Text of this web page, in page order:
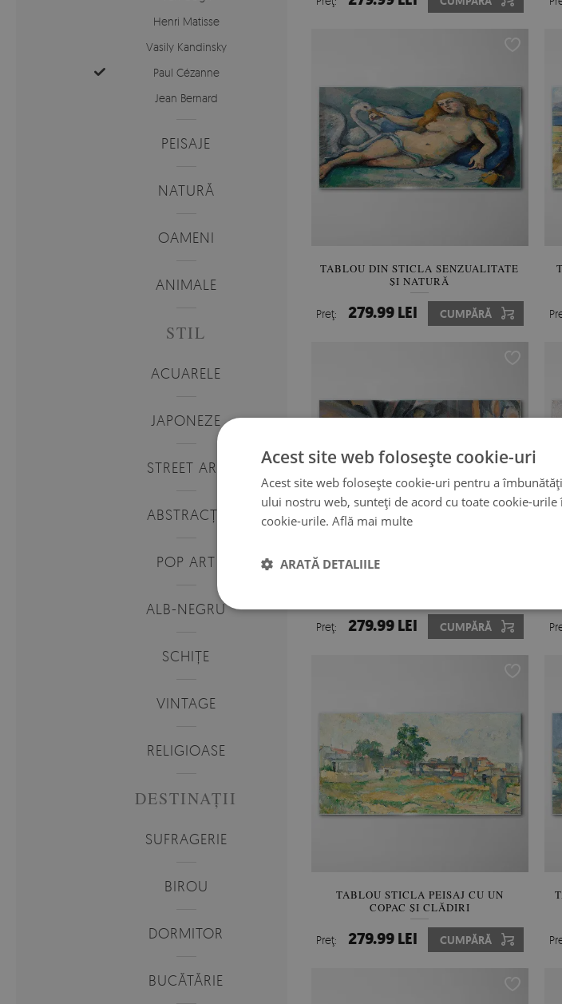
Henri Matisse
Vasily Kandinsky
Paul Cézanne
Jean Bernard
PEISAJE
NATURĂ
OAMENI
ANIMALE
STIL
ACUARELE
JAPONEZE
STREET ART
ABSTRACȚII
POP ART
ALB-NEGRU
SCHIȚE
VINTAGE
RELIGIOASE
DESTINAȚII
SUFRAGERIE
BIROU
DORMITOR
BUCĂTĂRIE
TABLOU DIN STICLA SENZUALITATE
ȘI NATURĂ
Preţ: 279.99 LEI CUMPĂRĂ
Preţ: 279.99 LEI CUMPĂRĂ
TABLOU STICLA PEISAJ CU UN
COPAC ȘI CLĂDIRI
Preţ: 279.99 LEI CUMPĂRĂ
Acest site web folosește cookie-uri
Acest site web folosește cookie-uri pentru a
ului nostru web, sunteți de acord cu toate cookie-
cookie-urile. Află mai multe
ARATĂ DETALIILE